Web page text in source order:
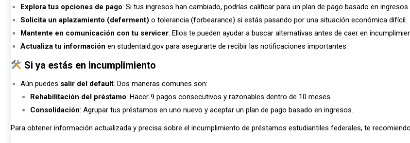
Explora tus opciones de pago: Si tus ingresos han cambiado, podrías calificar para un plan de pago basado en ingresos.
Solicita un aplazamiento (deferment) o tolerancia (forbearance) si estás pasando por una situación económica difícil.
Mantente en comunicación con tu servicer: Ellos te pueden ayudar a buscar alternativas antes de caer en
Actualiza tu información en studentaid.gov para asegurarte de recibir las notificaciones importantes.
Si ya estás en incumplimiento
Aún puedes salir del default. Dos maneras comunes son:
Rehabilitación del préstamo: Hacer 9 pagos consecutivos y razonables dentro de 10 meses.
Consolidación: Agrupar tus préstamos en uno nuevo y aceptar un plan de pago basado en ingresos.
Para obtener información actualizada y precisa sobre el incumplimiento de préstamos estudiantiles federales, te